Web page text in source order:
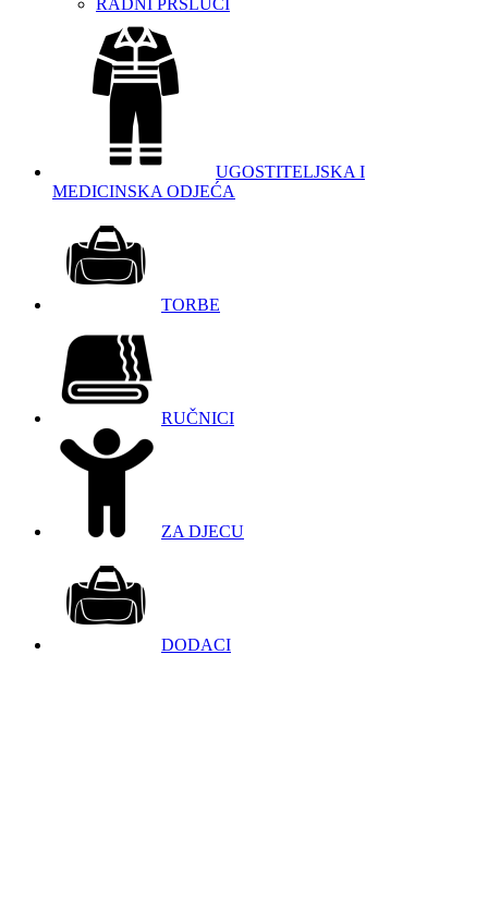
RADNI PRSLUCI
UGOSTITELJSKA I
MEDICINSKA ODJEĆA
TORBE
RUČNICI
ZA DJECU
DODACI